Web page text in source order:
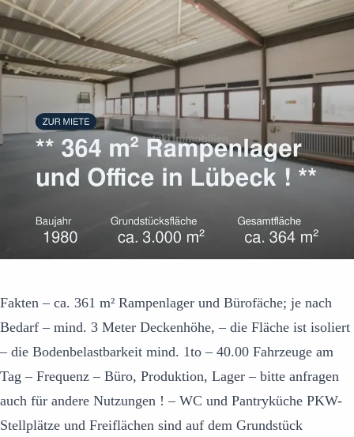
Fakten – ca. 361 m² Rampenlager und Bürofäche; je nach
Bedarf – mind. 3 Meter Deckenhöhe, – die Fläche ist isoliert
– die Bodenbelastbarkeit mind. 1to – 40.00 Fahrzeuge am
Tag – Frequenz – Büro, Produktion, Lager – bitte anfragen
auch für andere Nutzungen ! – WC und Pantryküche PKW-
Stellplätze und Freiflächen sind auf dem Grundstück